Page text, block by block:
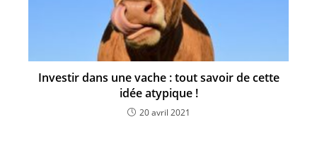
Investir dans une vache : tout savoir de cette
idée atypique !
20 avril 2021